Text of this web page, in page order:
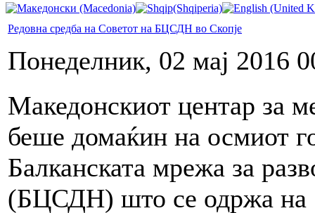
Редовна средба на Советот на БЦСДН во Скопје
Понеделник, 02 мај 2016
Македонскиот центар за
беше домаќин на осмиот
Балканската мрежа за
(БЦСДН) што се одржа на